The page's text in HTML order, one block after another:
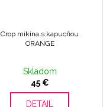
Crop mikina s kapucňou
ORANGE
Skladom
45 €
DETAIL